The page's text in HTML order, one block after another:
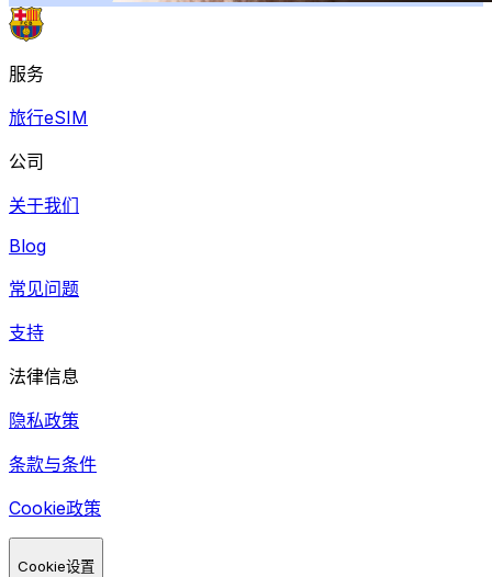
服务
旅行eSIM
公司
关于我们
Blog
常见问题
支持
法律信息
隐私政策
条款与条件
Cookie政策
Cookie设置